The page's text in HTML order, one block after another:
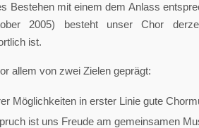
Bestehen mit einem dem Anlass
2005) besteht unser Chor
ist.
allem von zwei Zielen geprägt:
Möglichkeiten in erster Linie gute
ist uns Freude am gemeinsamen